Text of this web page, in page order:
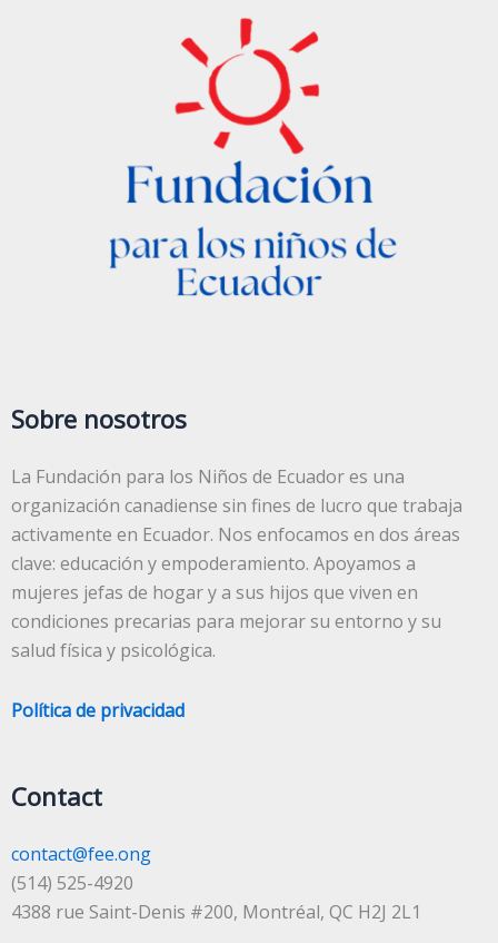
Sobre nosotros
La Fundación para los Niños de Ecuador es una
organización canadiense sin fines de lucro que trabaja
activamente en Ecuador. Nos enfocamos en dos áreas
clave: educación y empoderamiento. Apoyamos a
mujeres jefas de hogar y a sus hijos que viven en
condiciones precarias para mejorar su entorno y su
salud física y psicológica.
Política de privacidad
Contact
contact@fee.ong
(514) 525-4920
4388 rue Saint-Denis #200, Montréal, QC H2J 2L1